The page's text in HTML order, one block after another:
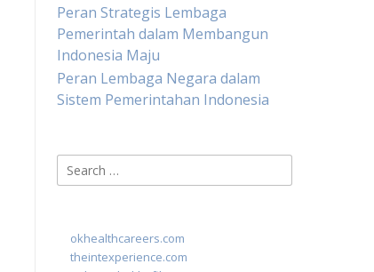
Peran Strategis Lembaga
Pemerintah dalam Membangun
Indonesia Maju
Peran Lembaga Negara dalam
Sistem Pemerintahan Indonesia
Search
for:
okhealthcareers.com
theintexperience.com